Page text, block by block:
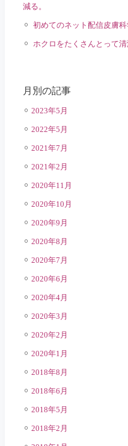
減る。
初めてのネット配信皮膚
ホクロをたくさんとって
月別の記事
2023年5月
2022年5月
2021年7月
2021年2月
2020年11月
2020年10月
2020年9月
2020年8月
2020年7月
2020年6月
2020年4月
2020年3月
2020年2月
2020年1月
2018年8月
2018年6月
2018年5月
2018年2月